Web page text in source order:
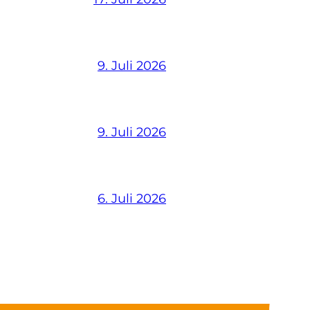
9. Juli 2026
9. Juli 2026
6. Juli 2026